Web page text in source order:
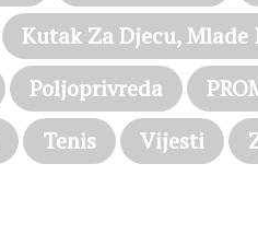
Kutak Za Djecu,
Poljoprivreda
Tenis Vijesti